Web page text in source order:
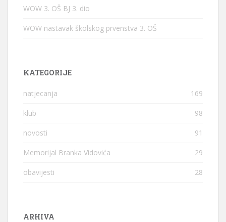
WOW 3. OŠ BJ 3. dio
WOW nastavak školskog prvenstva 3. OŠ
KATEGORIJE
natjecanja 169
klub 98
novosti 91
Memorijal Branka Vidovića 29
obavijesti 28
ARHIVA